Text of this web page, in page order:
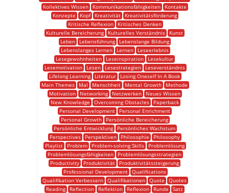
Kollektives Wissen
Kommunikationsfähigkeiten
Kontakte
Konzepte
Kopf Kreativität
Kreativitätsförderung
Kritische Reflexion
Kritisches Denken
Kulturelle Bereicherung
Kulturelles Verständnis
Kunst
Leben
Lebensführung
Lebenslange Bildung
Lebenslanges Lernen
Lernen
Leseerlebnis
Lesegewohnheiten
Leseinspiration
Lesekultur
Lesemotivation
Lesen Lesestrategien
Leseverständnis
Lifelong Learning
Literatur
Losing Oneself In A Book
Main Themes
Mal Menschheit Mental Growth
Methode
Motivation
Networking Netzwerken
Neues Wissen
New Knowledge
Overcoming Obstacles
Paperback
Personal Development
Personal Enrichment
Personal Growth
Persönliche Bereicherung
Persönliche Entwicklung
Persönliches Wachstum
Perspectives
Perspektiven Philosophie
Philosophy
Playlist
Problem Problem-solving Skills
Problemlösung
Problemlösungsfähigkeiten
Problemlösungsstrategien
Productivity
Produktivität
Produktivitätssteigerung
Professional Development
Qualifications
Qualifikation Verbessern Qualifikationen Quote
Quotes
Reading
Reflection Reflektion Reflexion Runde
Satz